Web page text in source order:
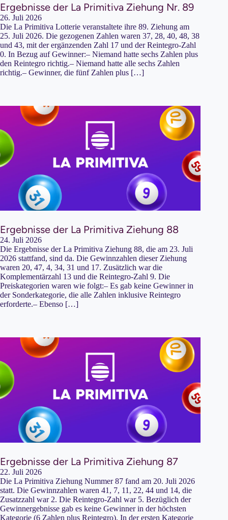
Ergebnisse der La Primitiva Ziehung Nr. 89
26. Juli 2026
Die La Primitiva Lotterie veranstaltete ihre 89. Ziehung am
25. Juli 2026. Die gezogenen Zahlen waren 37, 28, 40, 48, 38
und 43, mit der ergänzenden Zahl 17 und der Reintegro-Zahl
0. In Bezug auf Gewinner:– Niemand hatte sechs Zahlen plus
den Reintegro richtig.– Niemand hatte alle sechs Zahlen
richtig.– Gewinner, die fünf Zahlen plus […]
Ergebnisse der La Primitiva Ziehung 88
24. Juli 2026
Die Ergebnisse der La Primitiva Ziehung 88, die am 23. Juli
2026 stattfand, sind da. Die Gewinnzahlen dieser Ziehung
waren 20, 47, 4, 34, 31 und 17. Zusätzlich war die
Komplementärzahl 13 und die Reintegro-Zahl 9. Die
Preiskategorien waren wie folgt:– Es gab keine Gewinner in
der Sonderkategorie, die alle Zahlen inklusive Reintegro
erforderte.– Ebenso […]
Ergebnisse der La Primitiva Ziehung 87
22. Juli 2026
Die La Primitiva Ziehung Nummer 87 fand am 20. Juli 2026
statt. Die Gewinnzahlen waren 41, 7, 11, 22, 44 und 14, die
Zusatzzahl war 2. Die Reintegro-Zahl war 5. Bezüglich der
Gewinnergebnisse gab es keine Gewinner in der höchsten
Kategorie (6 Zahlen plus Reintegro). In der ersten Kategorie